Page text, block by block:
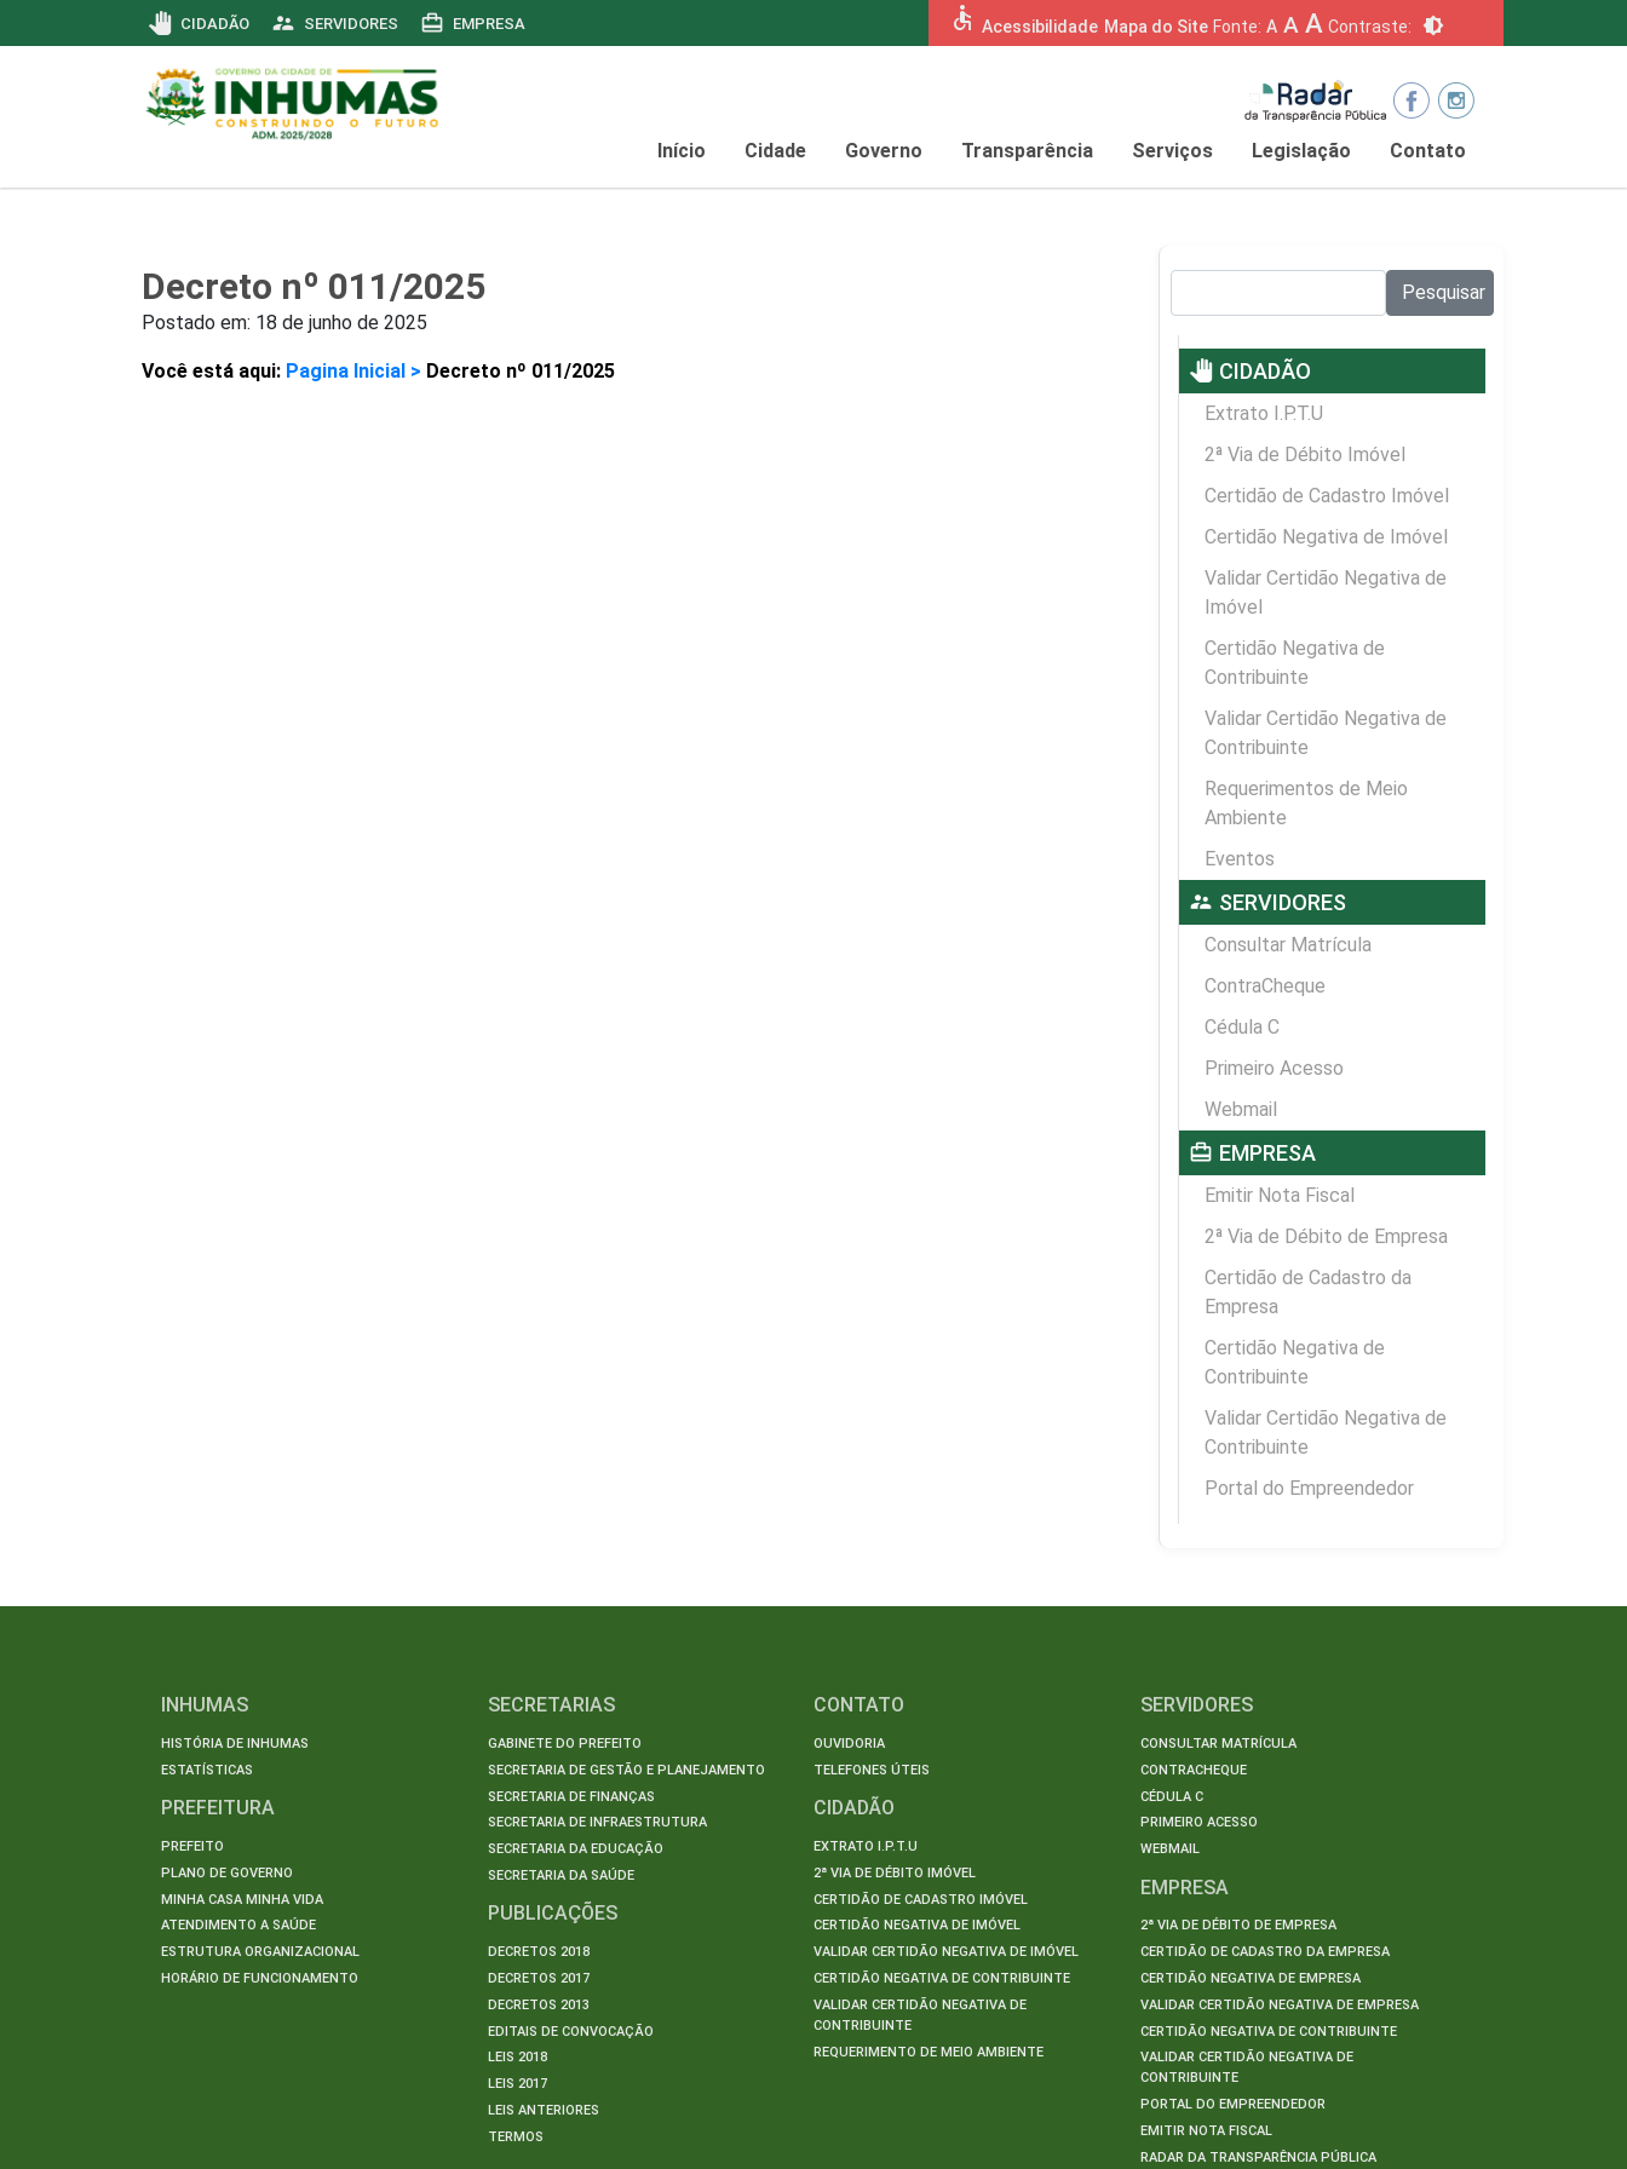
pan_tool CIDADÃO supervisor_account SERVIDORES card_travel EMPRESA accessible Acessibilidade Mapa do Site Fonte: A A A Contraste: brightness_6
Início Cidade Governo Transparência Serviços Legislação Contato
Decreto nº 011/2025
Postado em: 18 de junho de 2025
Você está aqui: Pagina Inicial > Decreto nº 011/2025
Pesquisar
pan_tool CIDADÃO
Extrato I.P.T.U
2ª Via de Débito Imóvel
Certidão de Cadastro Imóvel
Certidão Negativa de Imóvel
Validar Certidão Negativa de
Imóvel
Certidão Negativa de
Contribuinte
Validar Certidão Negativa de
Contribuinte
Requerimentos de Meio
Ambiente
Eventos
supervisor_account SERVIDORES
Consultar Matrícula
ContraCheque
Cédula C
Primeiro Acesso
Webmail
card_travel EMPRESA
Emitir Nota Fiscal
2ª Via de Débito de Empresa
Certidão de Cadastro da
Empresa
Certidão Negativa de
Contribuinte
Validar Certidão Negativa de
Contribuinte
Portal do Empreendedor
INHUMAS
HISTÓRIA DE INHUMAS
ESTATÍSTICAS
PREFEITURA
PREFEITO
PLANO DE GOVERNO
MINHA CASA MINHA VIDA
ATENDIMENTO A SAÚDE
ESTRUTURA ORGANIZACIONAL
HORÁRIO DE FUNCIONAMENTO
SECRETARIAS
GABINETE DO PREFEITO
SECRETARIA DE GESTÃO E PLANEJAMENTO
SECRETARIA DE FINANÇAS
SECRETARIA DE INFRAESTRUTURA
SECRETARIA DA EDUCAÇÃO
SECRETARIA DA SAÚDE
PUBLICAÇÕES
DECRETOS 2018
DECRETOS 2017
DECRETOS 2013
EDITAIS DE CONVOCAÇÃO
LEIS 2018
LEIS 2017
LEIS ANTERIORES
TERMOS
CONTATO
OUVIDORIA
TELEFONES ÚTEIS
CIDADÃO
EXTRATO I.P.T.U
2ª VIA DE DÉBITO IMÓVEL
CERTIDÃO DE CADASTRO IMÓVEL
CERTIDÃO NEGATIVA DE IMÓVEL
VALIDAR CERTIDÃO NEGATIVA DE IMÓVEL
CERTIDÃO NEGATIVA DE CONTRIBUINTE
VALIDAR CERTIDÃO NEGATIVA DE
CONTRIBUINTE
REQUERIMENTO DE MEIO AMBIENTE
SERVIDORES
CONSULTAR MATRÍCULA
CONTRACHEQUE
CÉDULA C
PRIMEIRO ACESSO
WEBMAIL
EMPRESA
2ª VIA DE DÉBITO DE EMPRESA
CERTIDÃO DE CADASTRO DA EMPRESA
CERTIDÃO NEGATIVA DE EMPRESA
VALIDAR CERTIDÃO NEGATIVA DE EMPRESA
CERTIDÃO NEGATIVA DE CONTRIBUINTE
VALIDAR CERTIDÃO NEGATIVA DE
CONTRIBUINTE
PORTAL DO EMPREENDEDOR
EMITIR NOTA FISCAL
RADAR DA TRANSPARÊNCIA PÚBLICA